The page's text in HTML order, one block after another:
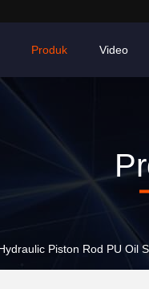
Produk Video
Piston Rod PU Oil